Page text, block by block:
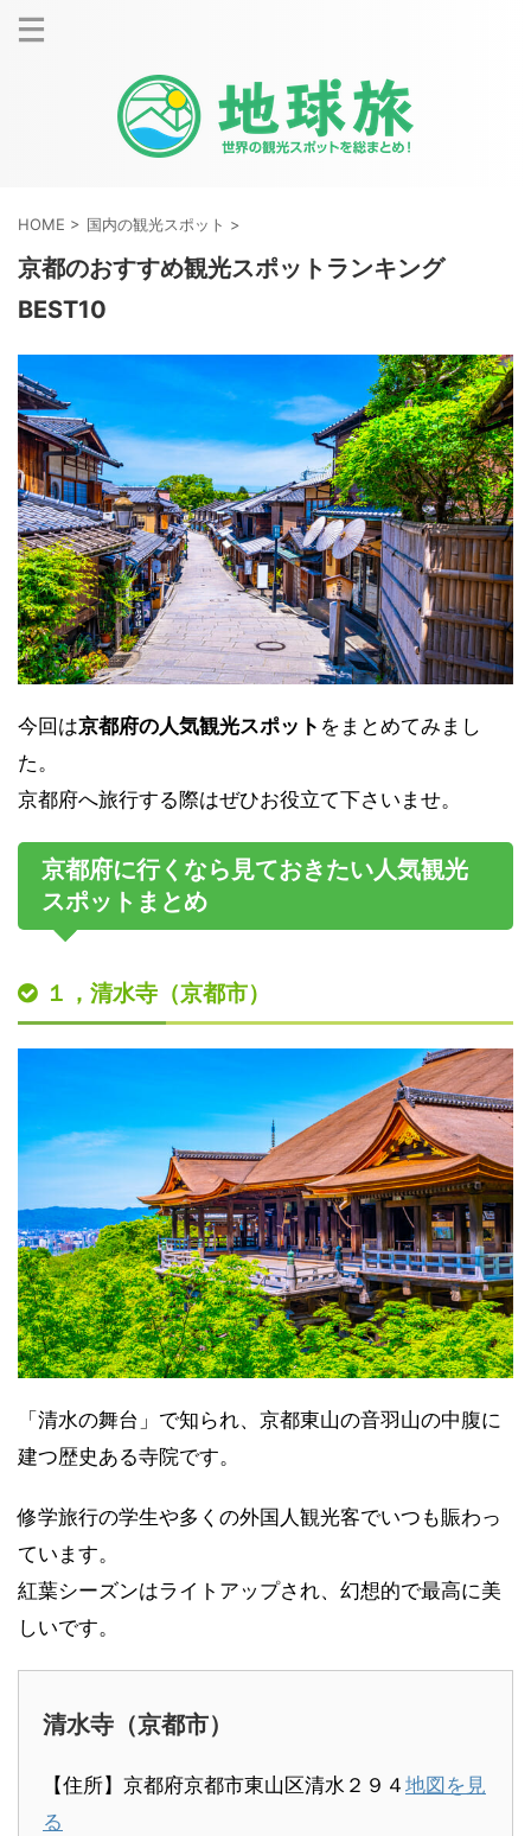
HOME > 国内の観光スポット >
京都のおすすめ観光スポットランキング
BEST10
今回は京都府の人気観光スポット をまとめてみまし
た。
京都府へ旅行する際はぜひお役立て下さいませ。
京都府に行くなら見ておきたい人気観光
スポットまとめ
１，清水寺（京都市）
「清水の舞台」で知られ、京都東山の音羽山の中腹に
建つ歴史ある寺院です。
修学旅行の学生や多くの外国人観光客でいつも賑わっ
ています。
紅葉シーズンはライトアップされ、幻想的で最高に美
しいです。
清水寺（京都市）
【住所】京都府京都市東山区清水２９４ 地図を見
る